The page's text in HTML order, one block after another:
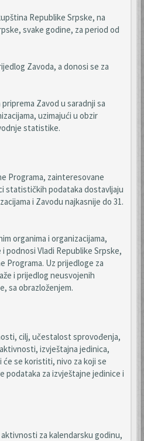
Republike Srpske, na
svake godine, za period od
Zavoda, a donosi se za
Zavod u saradnji sa
uzimajući u obzir
statistike.
Programa, zainteresovane
statističkih podataka dostavljaju
i Zavodu najkasnije do 31.
organima i organizacijama,
podnosi Vladi Republike Srpske,
Programa. Uz prijedloge za
i prijedlog neusvojenih
sa obrazloženjem.
cilj, učestalost sprovođenja,
izvještajna jedinica,
se koristiti, nivo za koji se
podataka za izvještajne jedinice i
za kalendarsku godinu,